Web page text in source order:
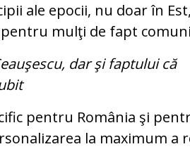
ale epocii, nu doar în
pentru mulţi de fapt
dar şi faptului că
pentru România şi
la maximum a